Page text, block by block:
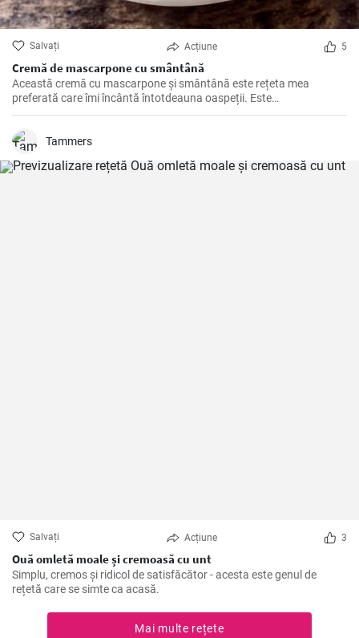
Salvați Acțiune 5
Cremă de mascarpone cu smântână
Această cremă cu mascarpone și smântână este rețeta mea
preferată care îmi încântă întotdeauna oaspeții. Este
acompaniamentul perfect pentru multe deserturi, cum ar fi tiramisu,
Tammers
Salvați Acțiune 3
Ouă omletă moale și cremoasă cu unt
Simplu, cremos și ridicol de satisfăcător - acesta este genul de
rețetă care se simte ca acasă.
Mai multe rețete